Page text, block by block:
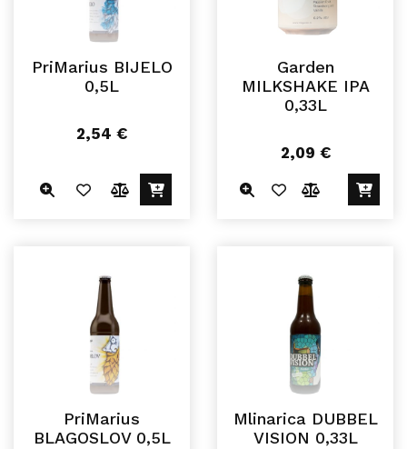
PriMarius BIJELO
0,5L
2,54 €
Garden
MILKSHAKE IPA
0,33L
2,09 €
PriMarius
BLAGOSLOV 0,5L
Mlinarica DUBBEL
VISION 0,33L